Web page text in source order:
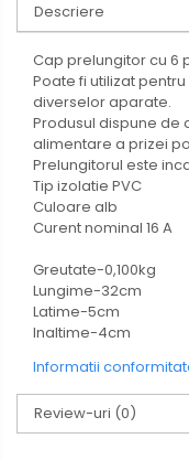
Corpuri Led lineare
Feronerie
Butuc yala,Broaste
usa,Lacat
Tablou si sigurante
Adezivi si benzi
Chei , clesti ,
Cose / Coliere
Pistoale de lipit si
Scule si unelte de
taiat,accesorii
Descriere
Cap prelungitor cu 6
Poate fi utilizat
diverselor aparate.
Produsul dispune de
alimentare a prizei
Prelungitorul este
Tip izolatie PVC
Culoare alb
Curent nominal 16 A
Greutate-0,100kg
Lungime-32cm
Latime-5cm
Inaltime-4cm
Informatii
Review-uri (0)